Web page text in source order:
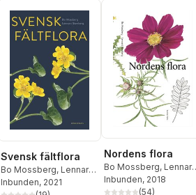
Svensk fältflora
Bo Mossberg, Lennart
Stenberg
Inbunden, 2021
Nordens flora
Bo Mossberg, Lennart
Stenberg
Inbunden, 2018
(54)